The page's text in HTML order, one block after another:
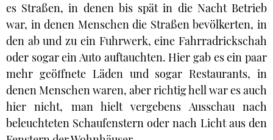
es Straßen, in denen bis spät in die Nacht Betrieb
war, in denen Menschen die Straßen bevölkerten, in
den ab und zu ein Fuhrwerk, eine Fahrradrickschah
oder sogar ein Auto auftauchten. Hier gab es ein paar
mehr geöffnete Läden und sogar Restaurants, in
denen Menschen waren, aber richtig hell war es auch
hier nicht, man hielt vergebens Ausschau nach
beleuchteten Schaufenstern oder nach Licht aus den